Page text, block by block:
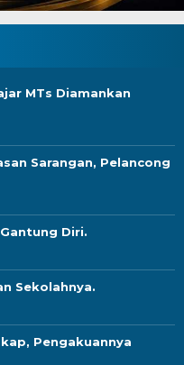
MTs Diamankan
Sarangan, Pelancong
Diri.
Sekolahnya.
Pengakuannya